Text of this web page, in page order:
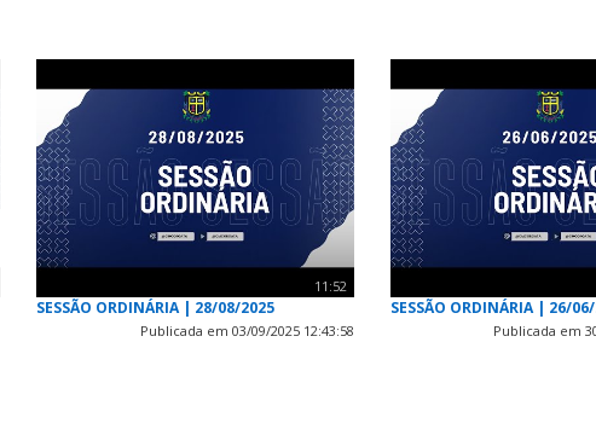
11:52
SESSÃO ORDINÁRIA | 28/08/2025
Publicada em 03/09/2025 12:43:58
SESSÃO ORDINÁRIA | 26/
Publicada em